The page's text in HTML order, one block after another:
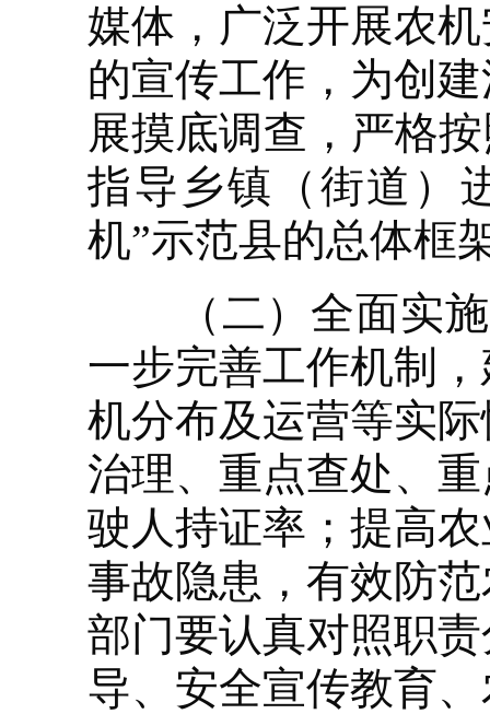
媒体，广泛开展农
的宣传工作，为创
展摸底调查，严格
指导乡镇（街道）
机”示范县的总体框
（二）全面实施
一步完善工作机制
机分布及运营等实
治理、重点查处、
驶人持证率；提高
事故隐患，有效防
部门要认真对照职
导、安全宣传教育